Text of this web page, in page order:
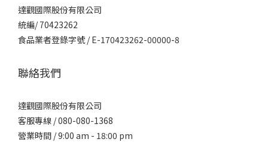
達觀國際股份有限公司
統編/ 70423262
食品業者登錄字號 / E-170423262-00000-8
聯絡我們
達觀國際股份有限公司
客服專線 / 080-080-1368
營業時間 / 9:00 am - 18:00 pm